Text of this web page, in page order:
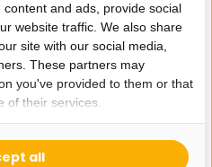
ons
and ads, provide social
website traffic. We also share
site with our social media,
These partners may
you've provided to them or that
of their services.
all